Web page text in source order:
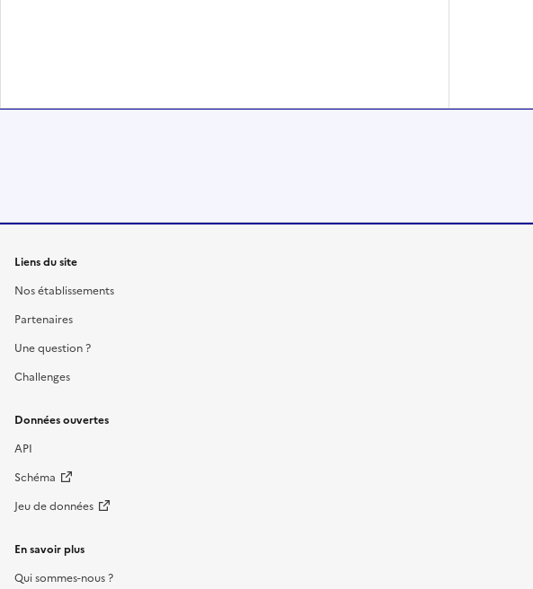
Liens du site
Nos établissements
Partenaires
Une question ?
Challenges
Données ouvertes
API
Schéma
Jeu de données
En savoir plus
Qui sommes-nous ?